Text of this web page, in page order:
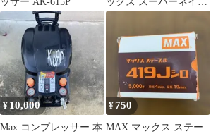
ラ HS50 中古品 高圧
¥ 10,000
Max コンプレッサー 本
¥750
MAX マックス ステー